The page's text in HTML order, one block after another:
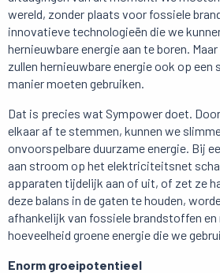
wereld, zonder plaats voor fossiele
innovatieve technologieën die we
hernieuwbare energie aan te boren.
zullen hernieuwbare energie ook op
manier moeten gebruiken.
Dat is precies wat Sympower doet.
elkaar af te stemmen, kunnen we
onvoorspelbare duurzame energie. Bij
aan stroom op het elektriciteitsnet
apparaten tijdelijk aan of uit, of zet ze
deze balans in de gaten te houden,
afhankelijk van fossiele brandstoffen
hoeveelheid groene energie die we
Enorm groeipotentieel